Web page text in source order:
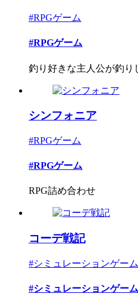
#RPGゲーム
#RPGゲーム
釣り好きな主人公が釣り
シンフォニア
#RPGゲーム
#RPGゲーム
RPG詰め合わせ
コーデ戦記
#シミュレーションゲーム
#シミュレーションゲーム